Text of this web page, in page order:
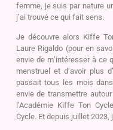
femme, je suis par nature
j’ai trouvé ce qui fait sens.
Je découvre alors Kiffe
Laure Rigaldo (pour en
envie de m’intéresser à ce
menstruel et d’avoir plus
passait tous les mois
envie de transmettre
l’Académie Kiffe Ton
Cycle. Et depuis juillet